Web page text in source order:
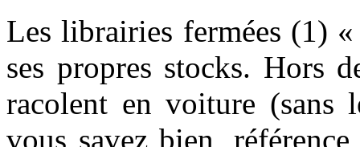
Les librairies fermées (1)
ses propres stocks. Hors
racolent en voiture (sans
vous savez bien,